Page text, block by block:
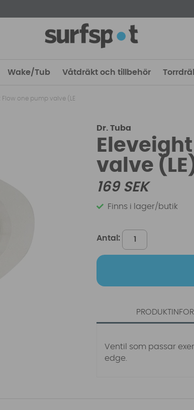
Wake/Tub Våtdräkt och tillbehör
Flow one pump valve (LE
Dr. Tuba
valve
169SEK
Finns i lager/butik
Antal:
Ventil som passar
edge.